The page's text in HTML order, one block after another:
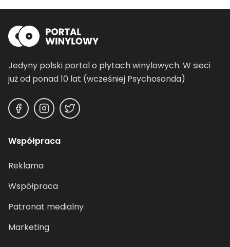
Jedyny polski portal o płytach winylowych. W sieci
już od ponad 10 lat (wcześniej Psychosonda)
Współpraca
Reklama
Współpraca
Patronat medialny
Marketing